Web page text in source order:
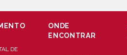
DE
ONDE
ENCONTRAR